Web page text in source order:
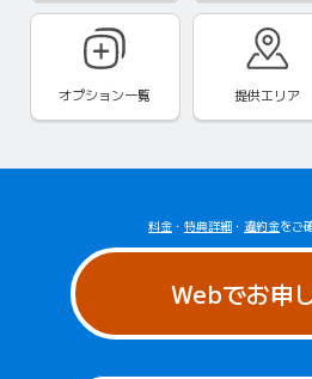
オプション一覧 提供エリア
料金 ・ 特典詳細 ・ 違約金をご
Webでお申